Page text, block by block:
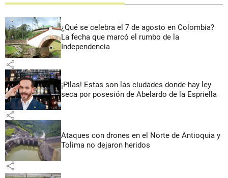
¿Qué se celebra el 7 de agosto en Colombia?
La fecha que marcó el rumbo de la
Independencia
share
¡Pilas! Estas son las ciudades donde hay ley
seca por posesión de Abelardo de la Espriella
share
Ataques con drones en el Norte de Antioquia y
Tolima no dejaron heridos
share